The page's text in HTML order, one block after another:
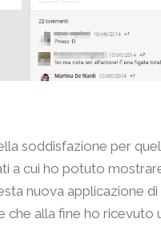
soddisfazione per quel
a cui ho potuto
nuova applicazione
che alla fine ho ricevuto